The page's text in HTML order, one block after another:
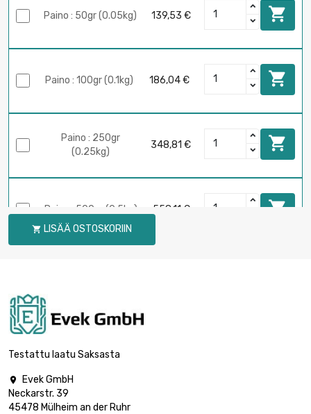
Paino : 50gr (0.05kg) 139,53 € 
Paino : 100gr (0.1kg) 186,04 € 
Paino : 250gr
(0.25kg)
348,81 € 
Paino : 500gr (0.5kg) 558,11 € 
 LISÄÄ OSTOSKORIIN
Testattu laatu Saksasta

Evek GmbH
Neckarstr. 39
45478 Mülheim an der Ruhr